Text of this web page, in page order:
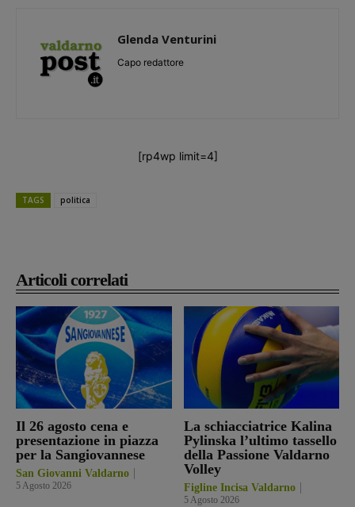
Articoli correlati
Il 26 agosto cena e
presentazione in piazza
per la Sangiovannese
San Giovanni Valdarno
5 Agosto 2026
La schiacciatrice Kalina
Pylinska l’ultimo tassello
della Passione Valdarno
Volley
Figline Incisa Valdarno
5 Agosto 2026
Glenda Venturini
Capo redattore
[rp4wp limit=4]
TAGS politica